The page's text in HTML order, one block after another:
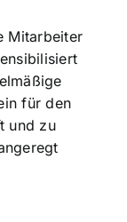
Mitarbeiter
für den
und zu